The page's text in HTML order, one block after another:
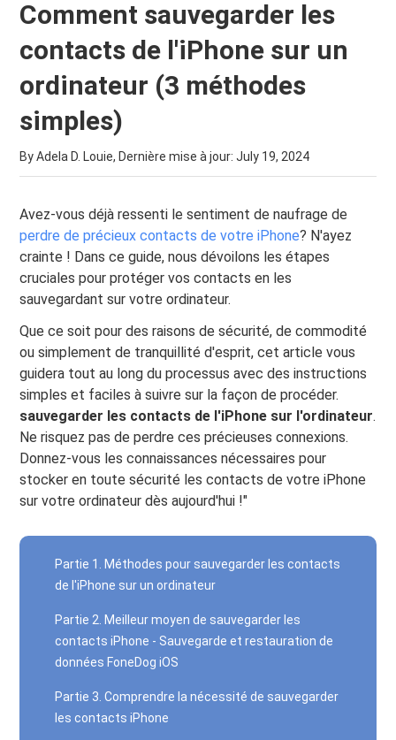
Comment sauvegarder les
contacts de l'iPhone sur un
ordinateur (3 méthodes
simples)
By Adela D. Louie, Dernière mise à jour:July 19, 2024
Avez-vous déjà ressenti le sentiment de naufrage de
perdre de précieux contacts de votre iPhone? N'ayez
crainte ! Dans ce guide, nous dévoilons les étapes
cruciales pour protéger vos contacts en les
sauvegardant sur votre ordinateur.
Que ce soit pour des raisons de sécurité, de commodité
ou simplement de tranquillité d'esprit, cet article vous
guidera tout au long du processus avec des instructions
simples et faciles à suivre sur la façon de procéder.
sauvegarder les contacts de l'iPhone sur l'ordinateur.
Ne risquez pas de perdre ces précieuses connexions.
Donnez-vous les connaissances nécessaires pour
stocker en toute sécurité les contacts de votre iPhone
sur votre ordinateur dès aujourd'hui !"
Partie 1. Méthodes pour sauvegarder les contacts
de l'iPhone sur un ordinateur
Partie 2. Meilleur moyen de sauvegarder les
contacts iPhone - Sauvegarde et restauration de
données FoneDog iOS
Partie 3. Comprendre la nécessité de sauvegarder
les contacts iPhone